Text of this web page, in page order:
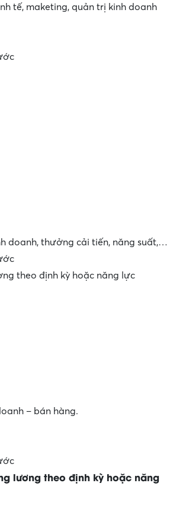
tế, maketing, quản trị kinh doanh
doanh, thưởng cải tiến, năng suất,…
theo định kỳ hoặc năng lực
– bán hàng.
lương theo định kỳ hoặc năng